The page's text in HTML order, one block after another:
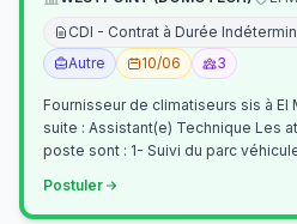
CDI - Contrat à Durée
Autre
10/06 3
Fournisseur de climatiseurs sis à El
suite : Assistant(e) Technique Les
poste sont : 1- Suivi du parc
Postuler